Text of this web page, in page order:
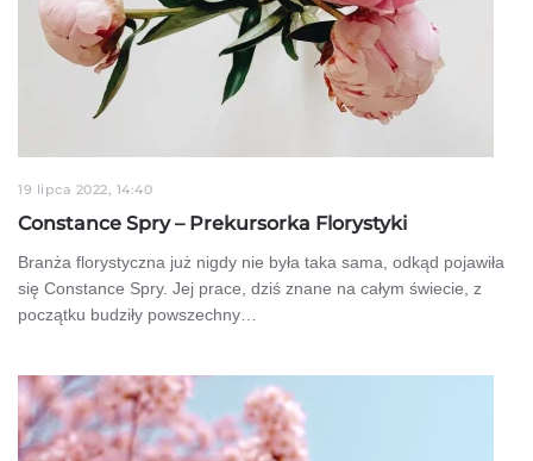
19 lipca 2022, 14:40
Constance Spry – Prekursorka Florystyki
Branża florystyczna już nigdy nie była taka sama, odkąd pojawiła
się Constance Spry. Jej prace, dziś znane na całym świecie, z
początku budziły powszechny…